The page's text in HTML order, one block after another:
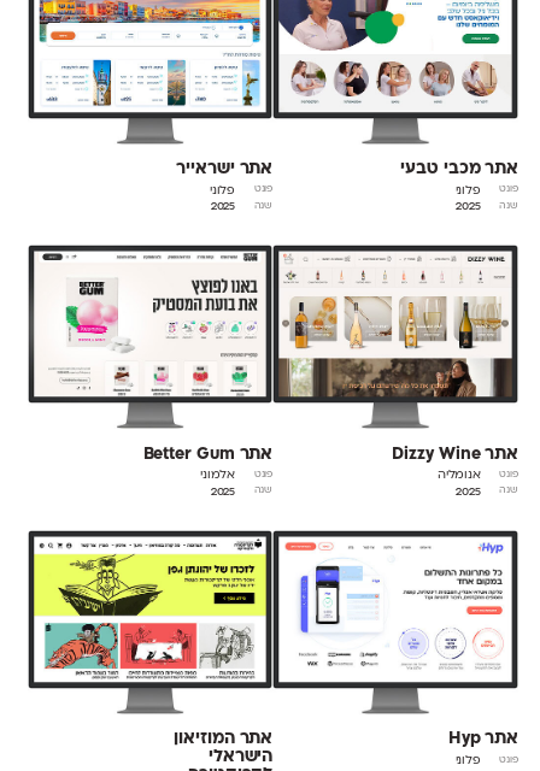
אתר מכבי טבעי
פונט פלוני
שנה 2025
אתר ישראייר
פונט פלוני
שנה 2025
אתר Dizzy Wine
פונט אנומליה
שנה 2025
אתר Better Gum
פונט אלמוני
שנה 2025
אתר Hyp
פונט פלוני
אתר המוזיאון
הישראלי